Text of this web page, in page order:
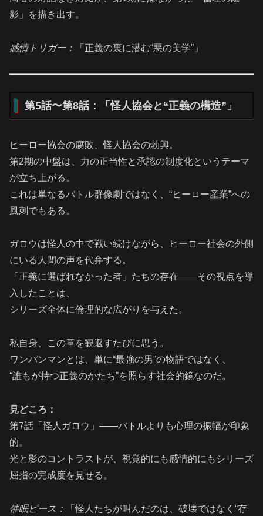
影」を描き出す。
感情トリガー： 「正義の裏に潜む“悪の美学”」
第5話〜第8話：「怪人協会と“正義の構造”」
ヒーロー協会の腐敗、怪人協会の勃興。
第2期の中盤は、力の正当性と承認の制度化というテーマ
が立ち上がる。
これは単なるバトル群像劇ではなく、“ヒーロー産業”への
風刺でもある。
ガロウは怪人の中で戦い続けながら、ヒーロー社会の外側
にいる人間の声を代弁する。
「正義に選ばれなかった者」たちの存在――その視点を導
入したことは、
シリーズ全体に倫理的な広がりを与えた。
私自身、この章を観返すたびに思う。
ワンパンマンとは、単に“最強の男”の物語ではなく、
“誰もが持つ正義のかたち”を照らす社会的鏡なのだ。
見どころ：
第7話「怪人ガロウ」――バトルよりも心理の振幅が印象
的。
光と影のコントラストが、視覚的にも感情的にもシリーズ
屈指の完成度を見せる。
催眠ピース： 「怪人たちが叫んだのは、破壊ではなく“存